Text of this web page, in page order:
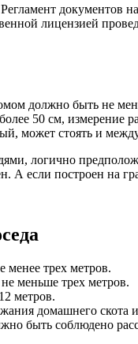
документов
лицензией
должно быть не
50 см, измерение
может стоять и
логично
А если построен на
менее трех метров.
меньше трех метров.
метров.
домашнего скота
быть соблюдено